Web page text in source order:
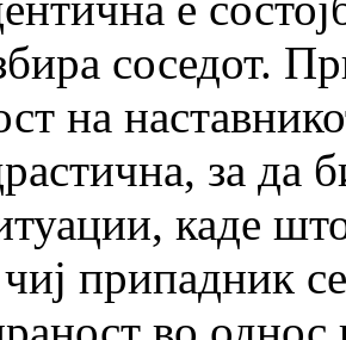
соседот.
на
за да
каде
припадник